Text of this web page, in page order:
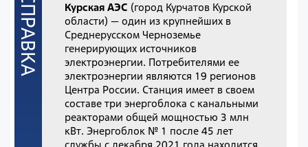
Курская АЭС (город Курчатов Курской
области) — один из крупнейших в
Среднерусском Черноземье
генерирующих источников
электроэнергии. Потребителями ее
электроэнергии являются 19 регионов
Центра России. Станция имеет в своем
составе три энергоблока с канальными
реакторами общей мощностью 3 млн
кВт. Энергоблок № 1 после 45 лет